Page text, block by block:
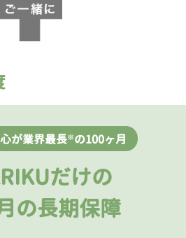
が業界最長※の100ヶ月
だけの
の長期保障